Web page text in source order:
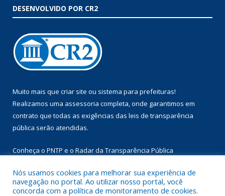
DESENVOLVIDO POR CR2
Muito mais que criar site ou sistema para prefeituras!
Realizamos uma assessoria completa, onde garantimos em
contrato que todas as exigências das leis de transparência
pública serão atendidas.
Conheça o PNTP e o Radar da Transparência Pública
Nós usamos cookies para melhorar sua experiência de
navegação no portal. Ao utilizar nosso portal, você
concorda com a política de monitoramento de cookies.